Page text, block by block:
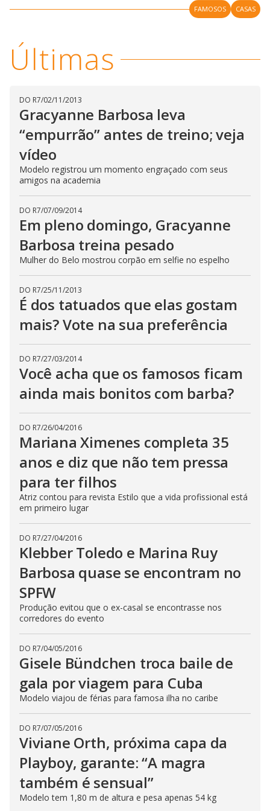
i
d
e
o
FAMOSOS CASAS
Últimas
DO R7/02/11/2013
Gracyanne Barbosa leva
“empurrão” antes de treino; veja
vídeo
Modelo registrou um momento engraçado com seus
amigos na academia
DO R7/07/09/2014
Em pleno domingo, Gracyanne
Barbosa treina pesado
Mulher do Belo mostrou corpão em selfie no espelho
DO R7/25/11/2013
É dos tatuados que elas gostam
mais? Vote na sua preferência
DO R7/27/03/2014
Você acha que os famosos ficam
ainda mais bonitos com barba?
DO R7/26/04/2016
Mariana Ximenes completa 35
anos e diz que não tem pressa
para ter filhos
Atriz contou para revista Estilo que a vida profissional está
em primeiro lugar
DO R7/27/04/2016
Klebber Toledo e Marina Ruy
Barbosa quase se encontram no
SPFW
Produção evitou que o ex-casal se encontrasse nos
corredores do evento
DO R7/04/05/2016
Gisele Bündchen troca baile de
gala por viagem para Cuba
Modelo viajou de férias para famosa ilha no caribe
DO R7/07/05/2016
Viviane Orth, próxima capa da
Playboy, garante: “A magra
também é sensual”
Modelo tem 1,80 m de altura e pesa apenas 54 kg